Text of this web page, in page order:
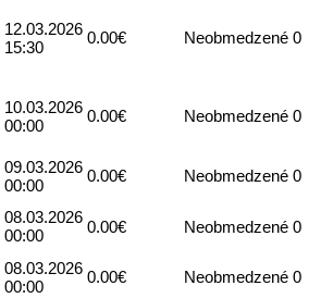
12.03.2026
15:30
0.00€ Neobmedzené 0
10.03.2026
00:00
0.00€ Neobmedzené 0
09.03.2026
00:00
0.00€ Neobmedzené 0
08.03.2026
00:00
0.00€ Neobmedzené 0
08.03.2026
00:00
0.00€ Neobmedzené 0